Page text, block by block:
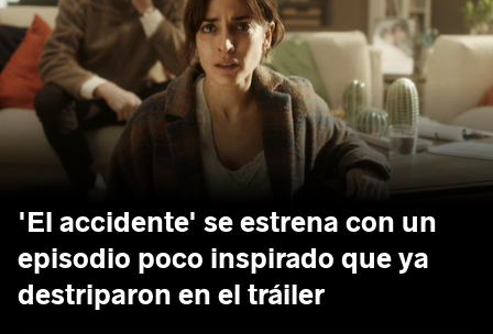
'El accidente' se estrena con un
episodio poco inspirado que ya
destriparon en el tráiler